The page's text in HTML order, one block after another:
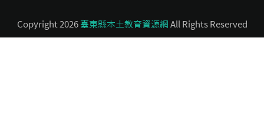
Copyright 2026 臺東縣本土教育資源網 All Rights Reserved